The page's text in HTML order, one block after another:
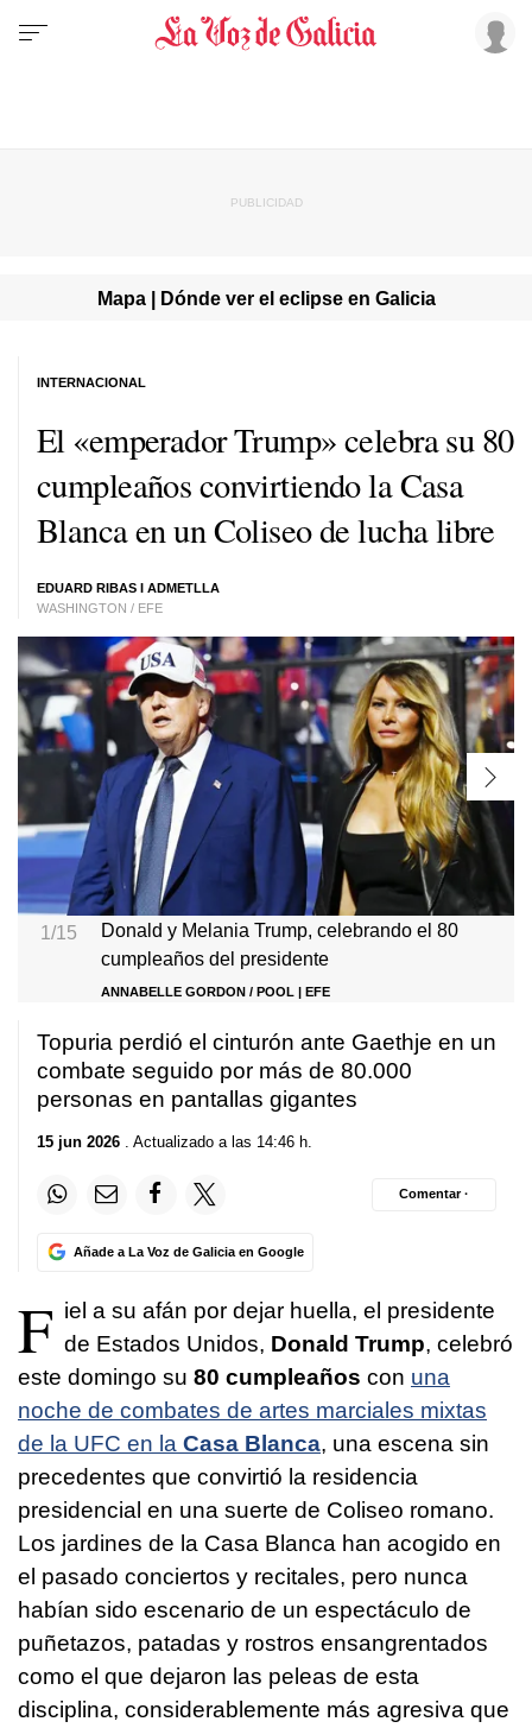
Mapa | Dónde ver el eclipse en Galicia
El «emperador Trump» celebra su 80
cumpleaños convirtiendo la Casa
Blanca en un Coliseo de lucha libre
EDUARD RIBAS I ADMETLLA
WASHINGTON / EFE
INTERNACIONAL
1/15
Donald y Melania Trump, celebrando el 80
cumpleaños del presidente
ANNABELLE GORDON / POOL | EFE
Topuria perdió el cinturón ante Gaethje en un
combate seguido por más de 80.000
personas en pantallas gigantes
15 jun 2026 . Actualizado a las 14:46 h.
Añade a La Voz de Galicia en Google
Comentar ·
F iel a su afán por dejar huella, el presidente
de Estados Unidos, Donald Trump, celebró
este domingo su 80 cumpleaños con una
noche de combates de artes marciales mixtas
de la UFC en la Casa Blanca, una escena sin
precedentes que convirtió la residencia
presidencial en una suerte de Coliseo romano.
Los jardines de la Casa Blanca han acogido en
el pasado conciertos y recitales, pero nunca
habían sido escenario de un espectáculo de
puñetazos, patadas y rostros ensangrentados
como el que dejaron las peleas de esta
disciplina, considerablemente más agresiva que